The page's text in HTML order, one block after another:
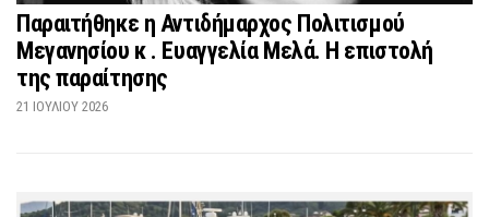
Παραιτήθηκε η Αντιδήμαρχος Πολιτισμού
Μεγανησίου κ . Ευαγγελία Μελά. Η επιστολή
της παραίτησης
21 ΙΟΥΛΊΟΥ 2026